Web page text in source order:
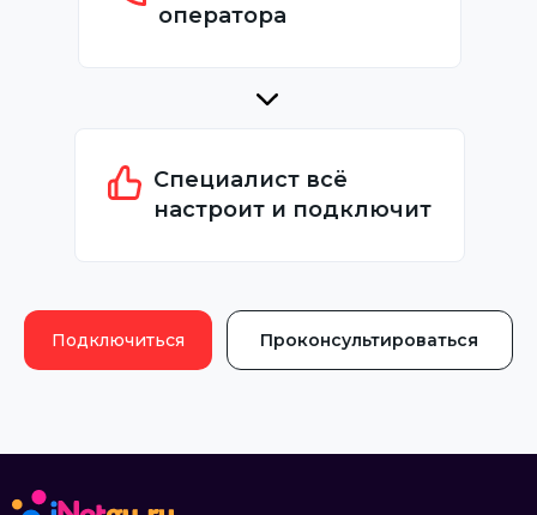
оператора
Специалист всё
настроит и подключит
Подключиться Проконсультироваться